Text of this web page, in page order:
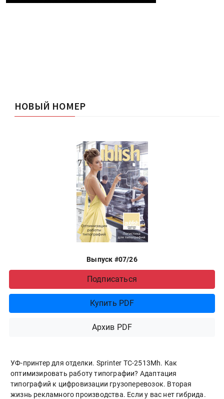
НОВЫЙ НОМЕР
Выпуск #07/26
Подписаться
Купить PDF
Архив PDF
УФ-принтер для отделки. Sprinter ТС-2513Mh. Как
оптимизировать работу типографии? Адаптация
типографий к цифровизации грузоперевозок. Вторая
жизнь рекламного производства. Если у вас нет гибрида.